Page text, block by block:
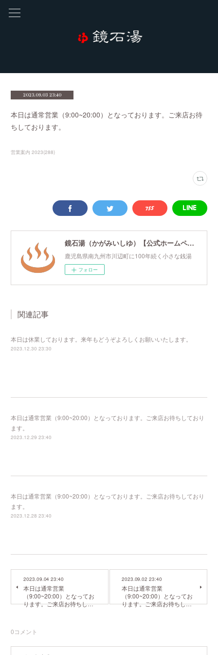
2023.09.03 23:40
本日は通常営業（9:00~20:00）となっております。ご来店お待
ちしております。
営業案内 2023(288)
鏡石湯（かがみいしゆ）【公式ホームページ】
鹿児島県南九州市川辺町に100年続く小さな銭湯
フォロー
関連記事
本日は休業しております。来年もどうぞよろしくお願いいたします。
2023.12.30 23:30
本日は通常営業（9:00~20:00）となっております。ご来店お待ちしており
ます。
2023.12.29 23:40
本日は通常営業（9:00~20:00）となっております。ご来店お待ちしており
ます。
2023.12.28 23:40
2023.09.04 23:40
本日は通常営業
（9:00~20:00）となってお
ります。ご来店お待ちし…
2023.09.02 23:40
本日は通常営業
（9:00~20:00）となってお
ります。ご来店お待ちし…
0コメント